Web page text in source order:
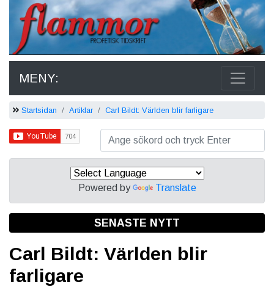
MENY:
Startsidan Artiklar Carl Bildt: Världen blir farligare
Powered by Translate
SENASTE NYTT
Carl Bildt: Världen blir
farligare